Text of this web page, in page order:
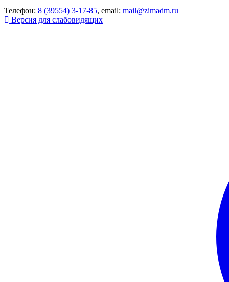
Телефон: 8 (39554) 3-17-85, email: mail@zimadm.ru
Версия для слабовидящих